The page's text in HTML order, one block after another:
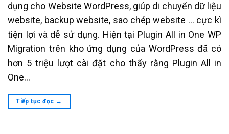
dụng cho Website WordPress, giúp di chuyển dữ liệu
website, backup website, sao chép website … cực kì
tiện lợi và dễ sử dụng. Hiện tại Plugin All in One WP
Migration trên kho ứng dụng của WordPress đã có
hơn 5 triệu lượt cài đặt cho thấy rằng Plugin All in
One…
Tiếp tục đọc →